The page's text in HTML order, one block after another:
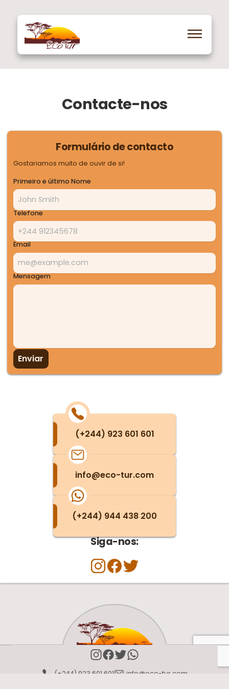
Contacte-nos
Formulário de contacto
Gostariamos muito de ouvir de si!
Primeiro e último Nome
Telefone
Email
Mensagem
Enviar
(+244) 923 601 601
info@eco-tur.com
(+244) 944 438 200
Siga-nos:
(+244) 923 601 601
info@eco-tur.com